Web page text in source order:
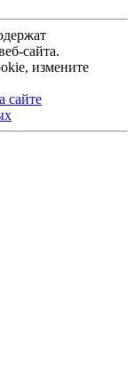
сайта.
измените
сайте